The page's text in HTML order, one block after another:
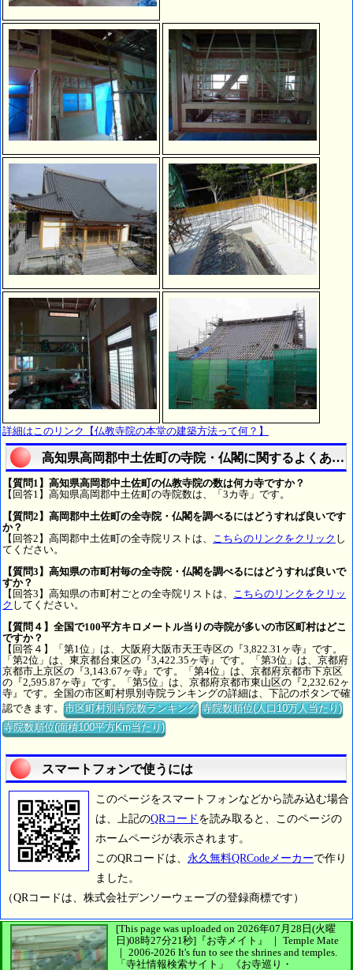
詳細はこのリンク【仏教寺院の本堂の建築方法って何？】
高知県高岡郡中土佐町の寺院・仏閣に関するよくある
【質問1】高知県高岡郡中土佐町の仏教寺院の数は何カ寺ですか？
【回答1】高知県高岡郡中土佐町の寺院数は、「3カ寺」です。
【質問2】高岡郡中土佐町の全寺院・仏閣を調べるにはどうすれば良いです
か？
【回答2】高岡郡中土佐町の全寺院リストは、
こちらのリンクをクリック し
てください。
【質問3】高知県の市町村毎の全寺院・仏閣を調べるにはどうすれば良いで
すか？
【回答3】高知県の市町村ごとの全寺院リストは、
こちらのリンクをクリッ
ク してください。
【質問４】全国で100平方キロメートル当りの寺院が多いの市区町村はどこ
ですか？
【回答４】「第1位」は、大阪府大阪市天王寺区の『3,822.31ヶ寺』です。
「第2位」は、東京都台東区の『3,422.35ヶ寺』です。「第3位」は、京都府
京都市上京区の『3,143.67ヶ寺』です。「第4位」は、京都府京都市下京区
の『2,595.87ヶ寺』です。「第5位」は、京都府京都市東山区の『2,232.62ヶ
寺』です。全国の市区町村県別寺院ランキングの詳細は、下記のボタンで確
認できます。市区町村別寺院数ランキング 寺院数順位(人口10万人当たり)
寺院数順位(面積100平方Km当たり)
スマートフォンで使うには
このページをスマートフォンなどから読み込む場合
は、上記のQRコード を読み取ると、このページの
ホームページが表示されます。
このQRコードは、 永久無料QRCodeメーカーで作り
ました。
（QRコードは、株式会社デンソーウェーブの登録商標です）
[This page was uploaded on 2026年07月28日(火曜
日)08時27分21秒] 『お寺メイト』 ｜ Temple Mate
｜ 2006-2026 It's fun to see the shrines and temples.
「寺社情報検索サイト」
《お寺巡り・